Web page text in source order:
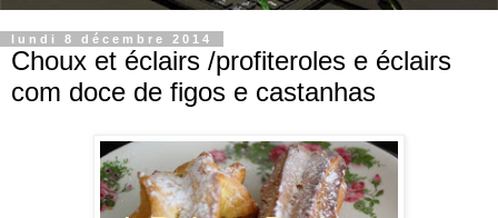
lundi 8 décembre 2014
Choux et éclairs /profiteroles e éclairs
com doce de figos e castanhas